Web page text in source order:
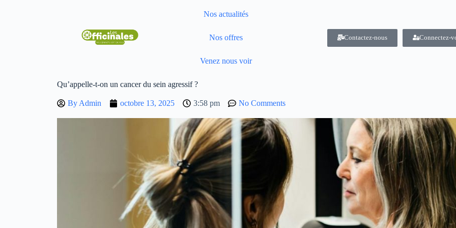
Nos actualités
Nos offres
Venez nous voir
Contactez-nous Connectez-
Qu’appelle-t-on un cancer du sein agressif ?
By Admin octobre 13, 2025 3:58 pm No Comments